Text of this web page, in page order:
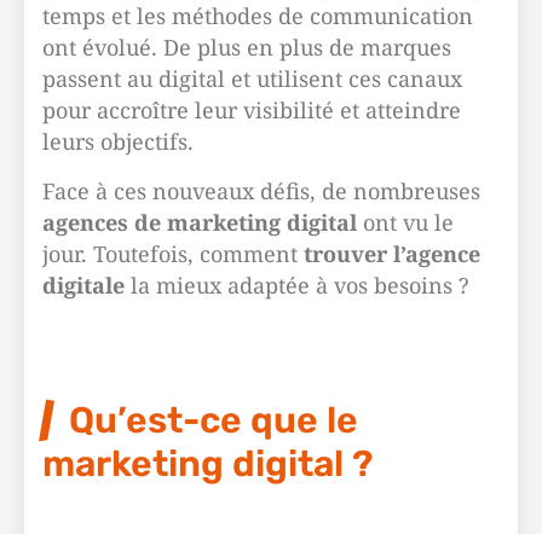
temps et les méthodes de communication
ont évolué. De plus en plus de marques
passent au digital et utilisent ces canaux
pour accroître leur visibilité et atteindre
leurs objectifs.
Face à ces nouveaux défis, de nombreuses
agences de marketing digital ont vu le
jour. Toutefois, comment trouver l’agence
digitale la mieux adaptée à vos besoins ?
Qu’est-ce que le
marketing digital ?